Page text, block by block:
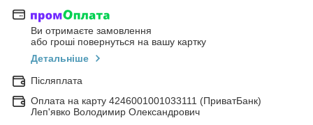
Ви отримаєте замовлення
або гроші повернуться на вашу картку
Детальніше
Післяплата
Оплата на карту 4246001001033111 (ПриватБанк)
Леп'явко Володимир Олександрович